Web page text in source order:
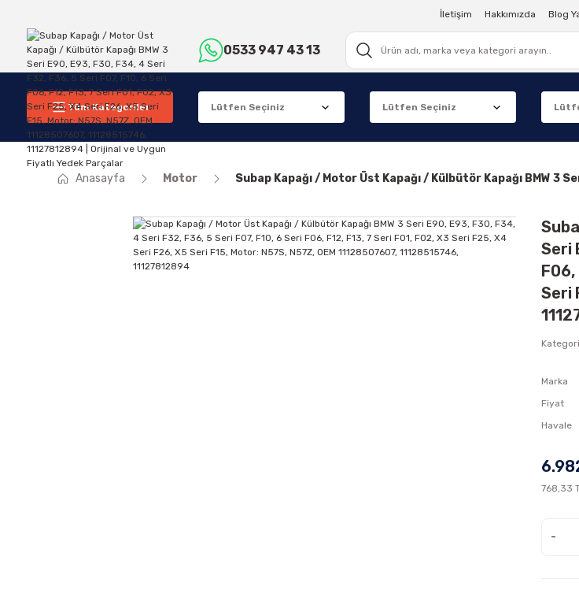
İletişim Hakkımızda Blog
0533 947 43 13
Tüm Kategoriler
Anasayfa Motor Subap Kapağı / Motor Üst Kapağı / Külbütör Kapağı BMW 3
Seri
F06,
Seri
Kategori
Marka
Fiyat
Havale
768,33
-